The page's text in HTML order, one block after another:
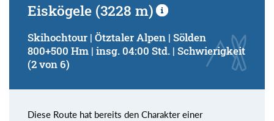
Eiskögele (3228 m)
Skihochtour | Ötztaler Alpen | Sölden
800+500 Hm | insg. 04:00 Std. | Schwierigkeit
(2 von 6)
Diese Route hat bereits den Charakter einer